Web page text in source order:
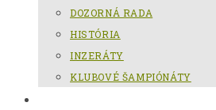
DOZORNÁ RADA
HISTÓRIA
INZERÁTY
KLUBOVÉ ŠAMPIÓNÁTY